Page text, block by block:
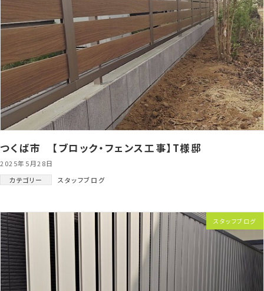
つくば市 【ブロック・フェンス工事】T様邸
2025年5月28日
カテゴリー
スタッフブログ
スタッフブログ